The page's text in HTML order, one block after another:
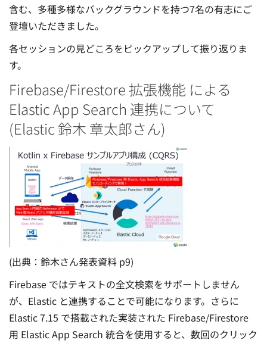
含む、多種多様なバックグラウンドを持つ7名の有志にご
登壇いただきました。
各セッションの見どころをピックアップして振り返りま
す。
Firebase/Firestore 拡張機能 による
Elastic App Search 連携について
(Elastic 鈴木 章太郎さん)
(出典：鈴木さん発表資料 p9)
Firebase ではテキストの全文検索をサポートしません
が、Elastic と連携することで可能になります。さらに
Elastic 7.15 で搭載された実装された Firebase/Firestore
用 Elastic App Search 統合を使用すると、数回のクリック